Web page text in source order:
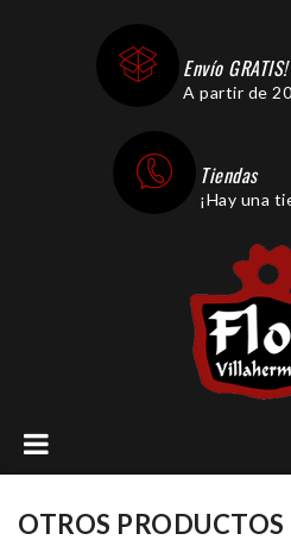
Envío GRATIS!
A partir de
Tiendas
¡Hay una
OTROS PRODUCTOS